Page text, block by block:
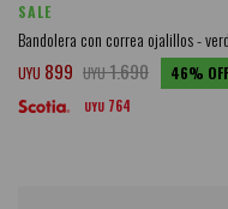
SALE
Bandolera con correa ojalillos -
UYU 899 UYU1.690 46
UYU 764